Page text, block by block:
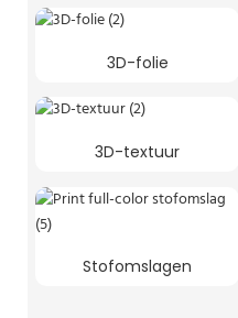
3D-folie
3D-textuur
Stofomslagen